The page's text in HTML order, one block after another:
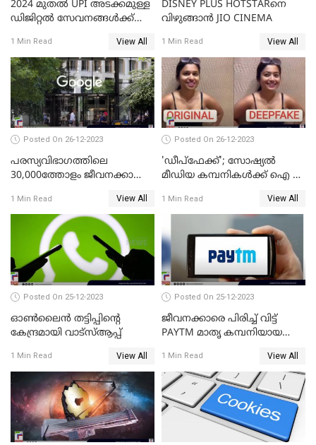
2024 മുതൽ UPI അടക്കമുള്ള
ഡിജിറ്റൽ സേവനങ്ങൾക്ക്
കാത്തിരിക്കുന്നത്
1 Min Read View All
DISNEY PLUS HOTSTARനെ
വിഴുങ്ങാന്‍ JIO CINEMA
1 Min Read View All
Posted On 26-12-2023
പരസ്യവിഭാഗത്തിലെ
30,000ത്തോളം ജീവനക്കാരെ
ഗൂഗിള്‍
1 Min Read View All
Posted On 26-12-2023
'ഡീപ്‌ഫേക്ക്'; സോഷ്യല്‍
മീഡിയ കമ്പനികള്‍ക്ക് ഐ ടി
നിര്‍ദ്ദേശം
1 Min Read View All
Posted On 25-12-2023
ഓണ്‍ലൈന്‍ തട്ടിപ്പിന്റെ
കേന്ദ്രമായി വാട്സ്ആപ്പ്
1 Min Read View All
Posted On 25-12-2023
ജീവനക്കാരെ പിരിച്ച് വിട്ട്
PAYTM മാതൃ കമ്പനിയായ
1 Min Read View All